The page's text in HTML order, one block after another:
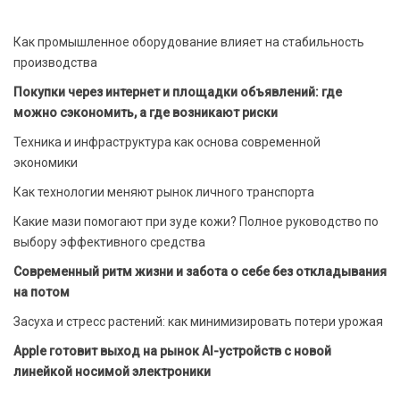
Как промышленное оборудование влияет на стабильность
производства
Покупки через интернет и площадки объявлений: где
можно сэкономить, а где возникают риски
Техника и инфраструктура как основа современной
экономики
Как технологии меняют рынок личного транспорта
Какие мази помогают при зуде кожи? Полное руководство по
выбору эффективного средства
Современный ритм жизни и забота о себе без откладывания
на потом
Засуха и стресс растений: как минимизировать потери урожая
Apple готовит выход на рынок AI-устройств с новой
линейкой носимой электроники